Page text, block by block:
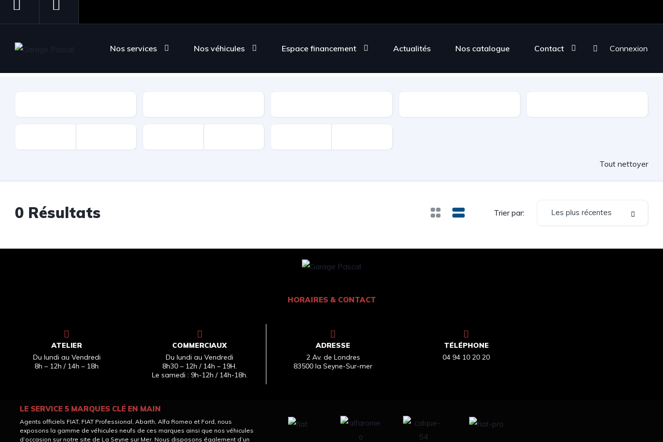
Suivez-nous sur Instagram
Nos services Nos véhicules Espace financement Actualités Nos catalogue Contact Connexion
Tout nettoyer
0 Résultats Trier par: Les plus récentes
HORAIRES & CONTACT
ATELIER
Du lundi au Vendredi
8h – 12h / 14h – 18h
COMMERCIAUX
Du lundi au Vendredi
8h30 – 12h / 14h – 19H.
Le samedi : 9h-12h / 14h-18h.
ADRESSE
2 Av. de Londres
83500 la Seyne-Sur-mer
TÉLÉPHONE
04 94 10 20 20
LE SERVICE 5 MARQUES CLÉ EN MAIN
Agents officiels FIAT, FIAT Professional, Abarth, Alfa Romeo et Ford, nous
exposons la gamme de véhicules neufs de ces marques ainsi que nos véhicules
d’occasion sur notre site de La Seyne sur Mer. Nous disposons également d’un